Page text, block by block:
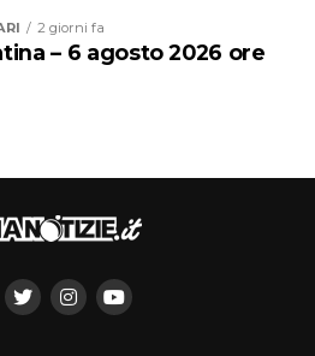
l’ordinanza già in vigore per
Il provvedimento vieta il
strade, nei luoghi pubblici e
o disseminare avanzi di cibo
l’abbigliamento negli spazi
2 giorni fa
– 6 agosto 2026 ore